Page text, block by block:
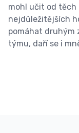
mohl učit od těch
nejdůležitějších
pomáhat druhým
týmu, daří se i